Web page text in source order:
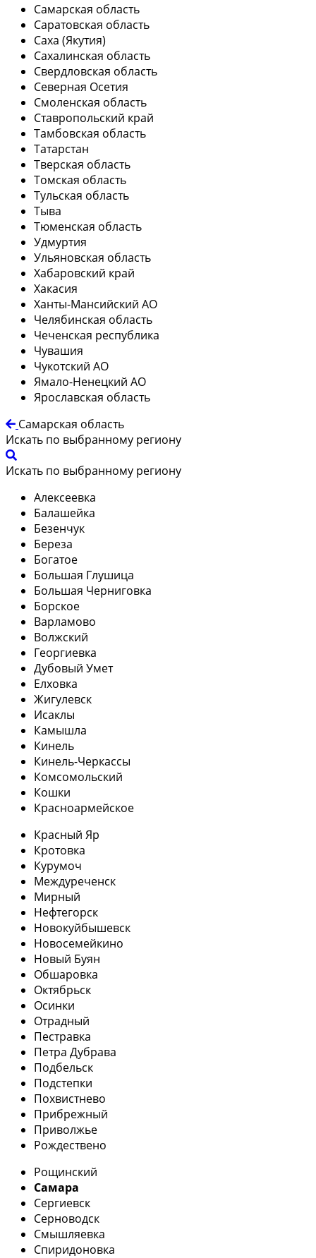
Самарская область
Саратовская область
Саха (Якутия)
Сахалинская область
Свердловская область
Северная Осетия
Смоленская область
Ставропольский край
Тамбовская область
Татарстан
Тверская область
Томская область
Тульская область
Тыва
Тюменская область
Удмуртия
Ульяновская область
Хабаровский край
Хакасия
Ханты-Мансийский АО
Челябинская область
Чеченская республика
Чувашия
Чукотский АО
Ямало-Ненецкий АО
Ярославская область
Самарская область
Искать по выбранному региону
Искать по выбранному региону
Алексеевка
Балашейка
Безенчук
Береза
Богатое
Большая Глушица
Большая Черниговка
Борское
Варламово
Волжский
Георгиевка
Дубовый Умет
Елховка
Жигулевск
Исаклы
Камышла
Кинель
Кинель-Черкассы
Комсомольский
Кошки
Красноармейское
Красный Яр
Кротовка
Курумоч
Междуреченск
Мирный
Нефтегорск
Новокуйбышевск
Новосемейкино
Новый Буян
Обшаровка
Октябрьск
Осинки
Отрадный
Пестравка
Петра Дубрава
Подбельск
Подстепки
Похвистнево
Прибрежный
Приволжье
Рождествено
Рощинский
Самара
Сергиевск
Серноводск
Смышляевка
Спиридоновка